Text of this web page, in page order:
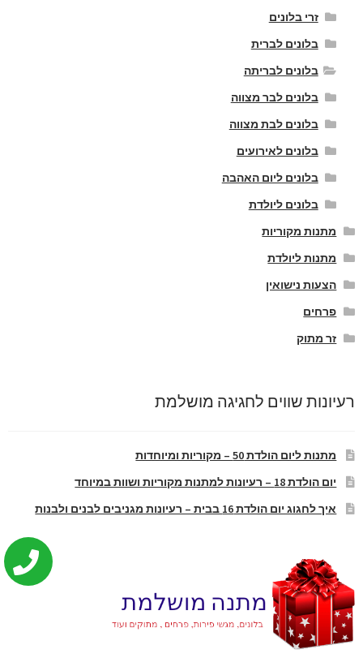
זרי בלונים
בלונים לברית
בלונים לבריתה
בלונים לבר מצווה
בלונים לבת מצווה
בלונים לאירועים
בלונים ליום האהבה
בלונים ליולדת
מתנות מקוריות
מתנות ליולדת
הצעות נישואין
פרחים
זר מתוק
רעיונות שווים לחגיגה מושלמת
מתנות ליום הולדת 50 – מקוריות ומיוחדות
יום הולדת 18 – רעיונות למתנות מקוריות ושוות במיוחד
איך לחגוג יום הולדת 16 בבית – רעיונות מגניבים לבנים ולבנות